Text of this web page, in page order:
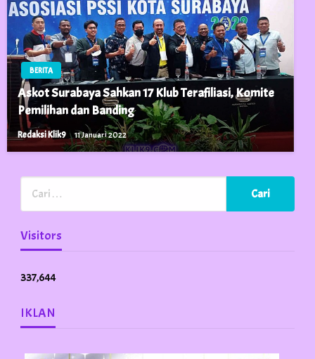
BERITA
Askot Surabaya Sahkan 17 Klub Terafiliasi, Komite
Pemilihan dan Banding
Redaksi Klik9 11 Januari 2022
Visitors
337,644
IKLAN